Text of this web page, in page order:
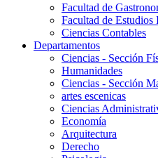
Facultad de
Facultad de
Ciencias Contables
Departamentos
Ciencias - Sección
Humanidades
Ciencias - Sección
artes escenicas
Ciencias
Economía
Arquitectura
Derecho